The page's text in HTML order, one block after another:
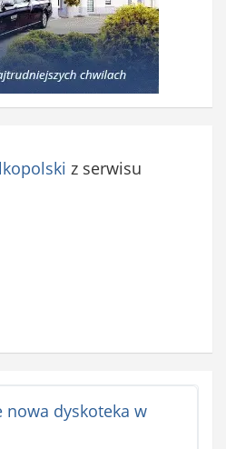
z serwisu
nowa dyskoteka w